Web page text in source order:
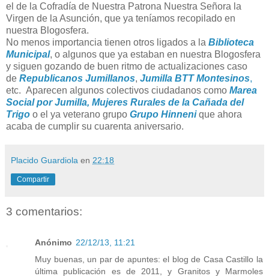
el de la Cofradía de Nuestra Patrona Nuestra Señora la
Virgen de la Asunción, que ya teníamos recopilado en
nuestra Blogosfera.
No menos importancia tienen otros ligados a la Biblioteca
Municipal, o algunos que ya estaban en nuestra Blogosfera
y siguen gozando de buen ritmo de actualizaciones caso
de Republicanos Jumillanos, Jumilla BTT Montesinos,
etc. Aparecen algunos colectivos ciudadanos como Marea
Social por Jumilla, Mujeres Rurales de la Cañada del
Trigo o el ya veterano grupo Grupo Hinnenique ahora
acaba de cumplir su cuarenta aniversario.
Placido Guardiola en 22:18
Compartir
3 comentarios:
Anónimo 22/12/13, 11:21
Muy buenas, un par de apuntes: el blog de Casa Castillo la
última publicación es de 2011, y Granitos y Marmoles